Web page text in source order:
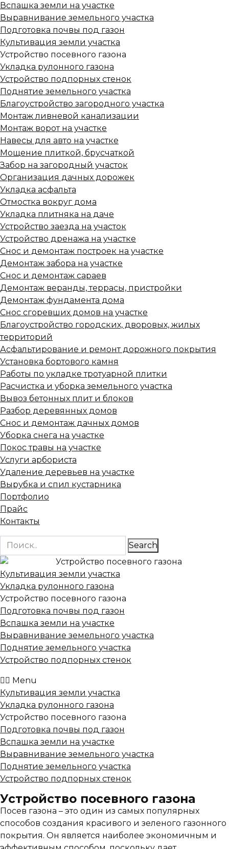
Вспашка земли на участке
Выравнивание земельного участка
Подготовка почвы под газон
Культивация земли участка
Устройство посевного газона
Укладка рулонного газона
Устройство подпорных стенок
Поднятие земельного участка
Благоустройство загородного участка
Монтаж ливневой канализации
Монтаж ворот на участке
Навесы для авто на участке
Мощение плиткой, брусчаткой
Забор на загородный участок
Организация дачных дорожек
Укладка асфальта
Отмостка вокруг дома
Укладка плитняка на даче
Устройство заезда на участок
Устройство дренажа на участке
Снос и демонтаж построек на участке
Демонтаж забора на участке
Снос и демонтаж сараев
Демонтаж веранды, террасы, пристройки
Демонтаж фундамента дома
Снос сгоревших домов на участке
Благоустройство городских, дворовых, жилых
территорий
Асфальтирование и ремонт дорожного покрытия
Установка бортового камня
Работы по укладке тротуарной плитки
Расчистка и уборка земельного участка
Вывоз бетонных плит и блоков
Разбор деревянных домов
Снос и демонтаж дачных домов
Уборка снега на участке
Покос травы на участке
Услуги арбориста
Удаление деревьев на участке
Вырубка и спил кустарника
Портфолио
Прайс
Контакты
Search
Культивация земли участка
Укладка рулонного газона
Устройство посевного газона
Подготовка почвы под газон
Вспашка земли на участке
Выравнивание земельного участка
Поднятие земельного участка
Устройство подпорных стенок
Menu
Культивация земли участка
Укладка рулонного газона
Устройство посевного газона
Подготовка почвы под газон
Вспашка земли на участке
Выравнивание земельного участка
Поднятие земельного участка
Устройство подпорных стенок
Устройство посевного газона
Посев газона – это один из самых популярных
способов создания красивого и зеленого газонного
покрытия. Он является наиболее экономичным и